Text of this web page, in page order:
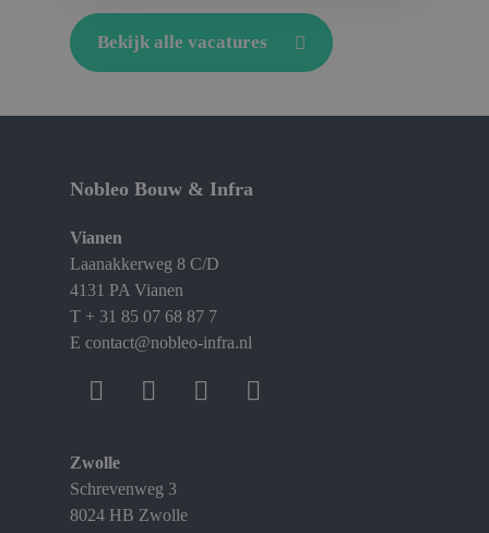
Bekijk alle vacatures
Nobleo Bouw & Infra
Vianen
Laanakkerweg 8 C/D
4131 PA Vianen
T + 31 85 07 68 87 7
E contact@nobleo-infra.nl
Zwolle
Schrevenweg 3
8024 HB Zwolle